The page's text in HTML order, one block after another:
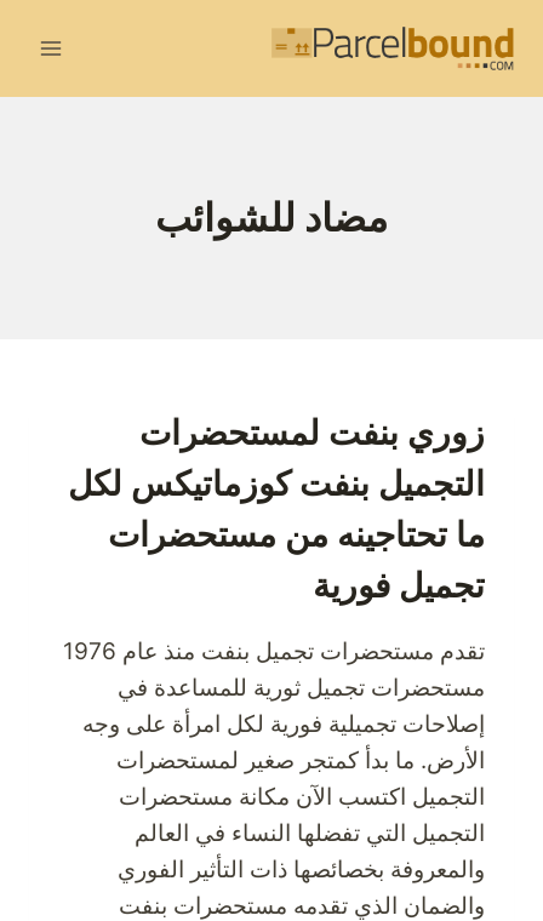
إلى
مضاد للشوائب
زوري بنفت لمستحضرات
التجميل بنفت كوزماتيكس لكل
ما تحتاجينه من مستحضرات
تجميل فورية
تقدم مستحضرات تجميل بنفت منذ عام 1976
مستحضرات تجميل ثورية للمساعدة في
إصلاحات تجميلية فورية لكل امرأة على وجه
الأرض. ما بدأ كمتجر صغير لمستحضرات
التجميل اكتسب الآن مكانة مستحضرات
التجميل التي تفضلها النساء في العالم
والمعروفة بخصائصها ذات التأثير الفوري
والضمان الذي تقدمه مستحضرات بنفت